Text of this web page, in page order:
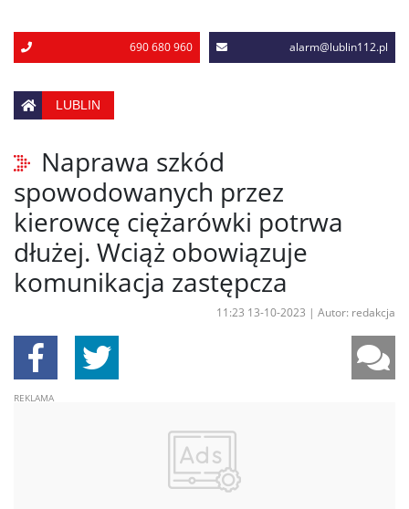
690 680 960 alarm@lublin112.pl
LUBLIN
Naprawa szkód
spowodowanych przez
kierowcę ciężarówki potrwa
dłużej. Wciąż obowiązuje
komunikacja zastępcza
11:23 13-10-2023 | Autor: redakcja